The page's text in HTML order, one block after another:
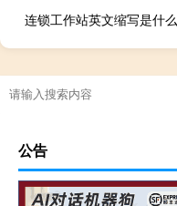
连锁工作站英文缩写是什么
公告